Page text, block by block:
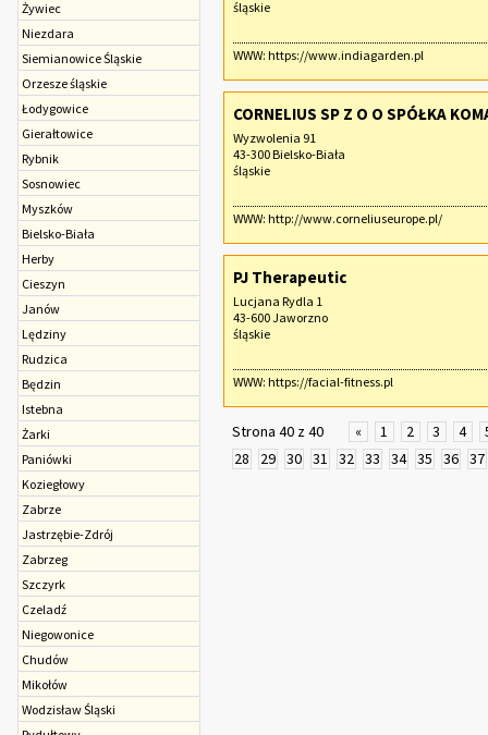
Żywiec
Niezdara
Siemianowice Śląskie
Orzesze śląskie
Łodygowice
Gierałtowice
Rybnik
Sosnowiec
Myszków
Bielsko-Biała
Herby
Cieszyn
Janów
Lędziny
Rudzica
Będzin
Istebna
Żarki
Paniówki
Koziegłowy
Zabrze
Jastrzębie-Zdrój
Zabrzeg
Szczyrk
Czeladź
Niegowonice
Chudów
Mikołów
Wodzisław Śląski
śląskie
WWW: https://www.indiagarden.pl
CORNELIUS SP Z O O SPÓŁKA
Wyzwolenia 91
43-300 Bielsko-Biała
śląskie
WWW: http://www.corneliuseurope.pl/
PJ Therapeutic
Lucjana Rydla 1
43-600 Jaworzno
śląskie
WWW: https://facial-fitness.pl
Strona 40 z 40 « 1 2 3 4
28
29 30 31 32 33 34 35 36 37